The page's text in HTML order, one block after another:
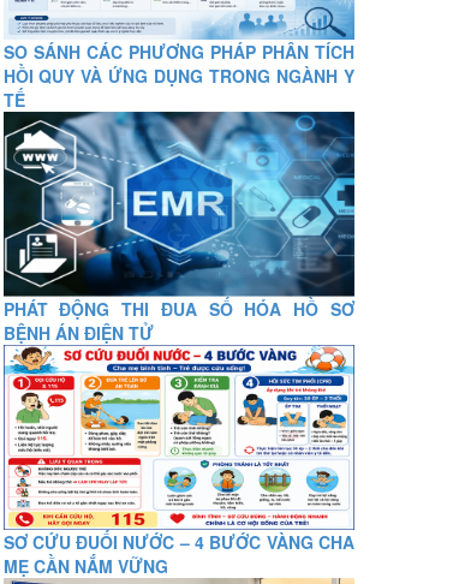
SO SÁNH CÁC PHƯƠNG PHÁP PHÂN TÍCH
HỒI QUY VÀ ỨNG DỤNG TRONG NGÀNH Y
TẾ
PHÁT ĐỘNG THI ĐUA SỐ HÓA HỒ SƠ
BỆNH ÁN ĐIỆN TỬ
SƠ CỨU ĐUỐI NƯỚC – 4 BƯỚC VÀNG CHA
MẸ CẦN NẮM VỮNG